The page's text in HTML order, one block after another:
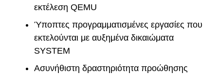
εκτέλεση QEMU
Ύποπτες προγραμματισμένες εργασίες που
εκτελούνται με αυξημένα δικαιώματα
SYSTEM
Ασυνήθιστη δραστηριότητα προώθησης